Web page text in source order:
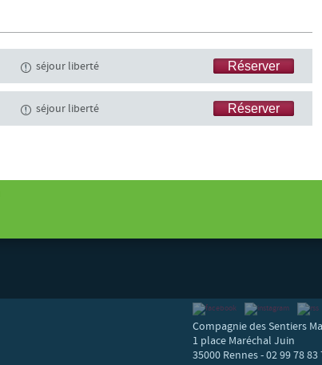
séjour liberté Réserver
séjour liberté Réserver
Compagnie des Sentiers
1 place Maréchal Juin
35000 Rennes - 02 99 78 83